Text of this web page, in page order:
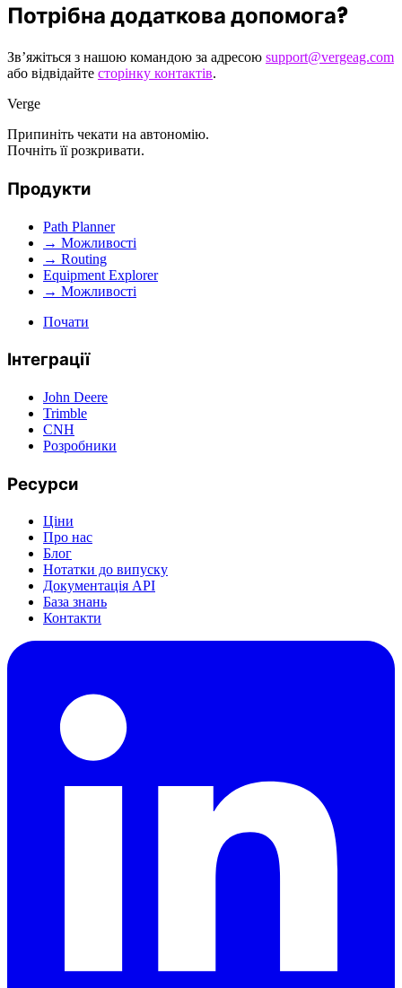
Потрібна додаткова допомога?
Зв’яжіться з нашою командою за адресою support@vergeag.com
або відвідайте сторінку контактів.
Verge
Припиніть чекати на автономію.
Почніть її розкривати.
Продукти
Path Planner
→ Можливості
→ Routing
Equipment Explorer
→ Можливості
Почати
Інтеграції
John Deere
Trimble
CNH
Розробники
Ресурси
Ціни
Про нас
Блог
Нотатки до випуску
Документація API
База знань
Контакти